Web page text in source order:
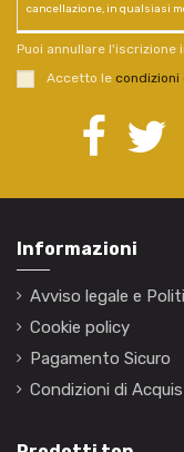
cancellazione, in qualsiasi
Puoi annullare l'iscrizione
Accetto le condizioni
Informazioni
Avviso legale e
Cookie policy
Pagamento Sicuro
Condizioni di